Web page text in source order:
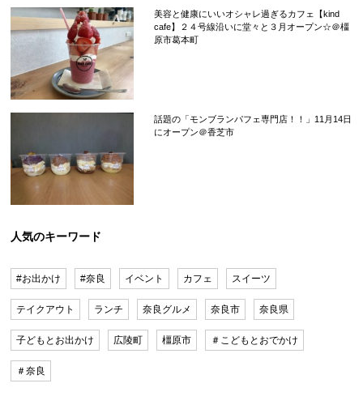
美容と健康にいいオシャレ過ぎるカフェ【kind
cafe】２４号線沿いに堂々と３月オープン☆＠橿
原市葛本町
話題の「モンブランパフェ専門店！！」11月14日
にオープン＠香芝市
人気のキーワード
#お出かけ #奈良 イベント カフェ スイーツ
テイクアウト ランチ 奈良グルメ 奈良市 奈良県
子どもとお出かけ 広陵町 橿原市 ＃こどもとおでかけ
＃奈良